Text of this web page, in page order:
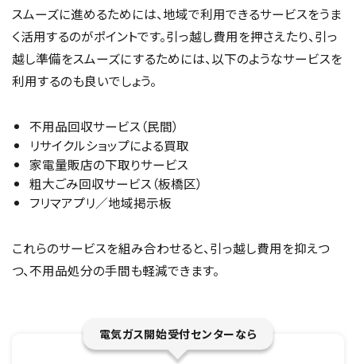
スムーズに進めるためには、地域で利用できるサービスをうま
く活用するのがポイントです。引っ越し費用を押さえたり、引っ
越し準備をスムーズにするためには、以下のようなサービスを
利用するのも良いでしょう。
不用品回収サービス（民間）
リサイクルショップによる買取
家電量販店の下取りサービス
粗大ごみ回収サービス（板橋区）
フリマアプリ／地域掲示板
これらのサービスを組み合わせると、引っ越し費用を抑えつ
つ、不用品処分の手間も軽減できます。
電気ガス開始受付センターなら